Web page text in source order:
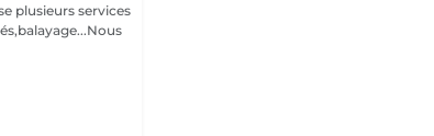
services